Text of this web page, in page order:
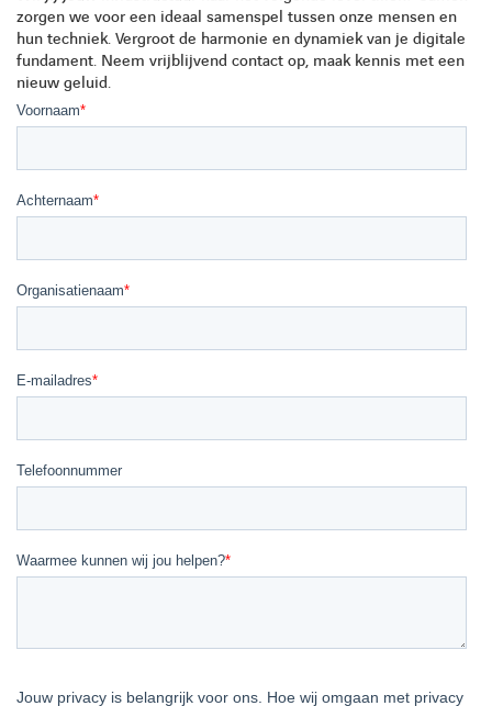
zorgen we voor een ideaal samenspel tussen onze mensen en
hun techniek. Vergroot de harmonie en dynamiek van je digitale
fundament. Neem vrijblijvend contact op, maak kennis met een
nieuw geluid.